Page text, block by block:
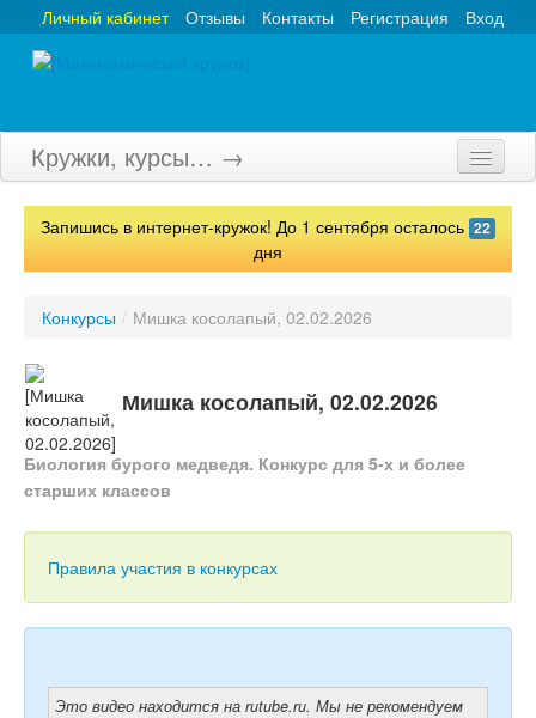
Вход
Регистрация
Контакты
Отзывы
Личный кабинет
Кружки, курсы… →
Главная
Турниры
Конкурсы
Вебинары
Тесты
Игры
Учитель
Запишись в интернет-кружок! До 1 сентября осталось 22
дня
Конкурсы / Мишка косолапый, 02.02.2026
Мишка косолапый, 02.02.2026
Биология бурого медведя. Конкурс для 5-х и более
старших классов
Правила участия в конкурсах
Это видео находится на rutube.ru. Мы не рекомендуем